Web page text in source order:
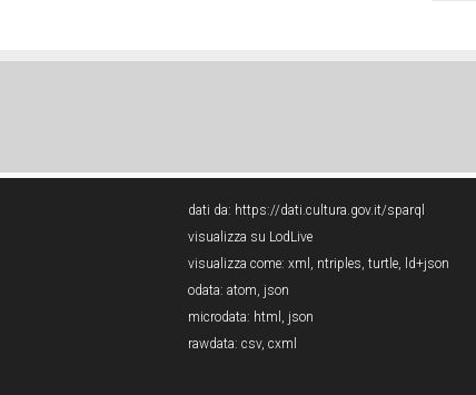
dati da: https://dati.cultura.gov.it/sparql
visualizza su LodLive
visualizza come: xml , ntriples, turtle, ld+json
odata: atom, json
microdata: html , json
rawdata: csv, cxml